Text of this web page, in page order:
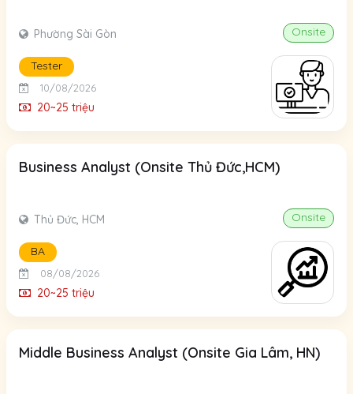
Phường Sài Gòn Onsite
Tester
10/08/2026
20~25 triệu
Business Analyst (Onsite Thủ Đức,HCM)
Thủ Đức, HCM Onsite
BA
08/08/2026
20~25 triệu
Middle Business Analyst (Onsite Gia Lâm, HN)